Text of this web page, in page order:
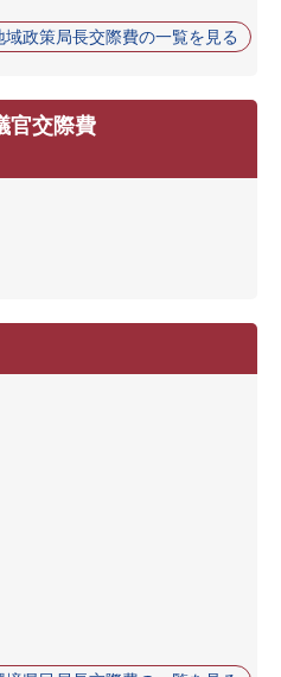
域政策局長交際費の一覧を見る
官交際費